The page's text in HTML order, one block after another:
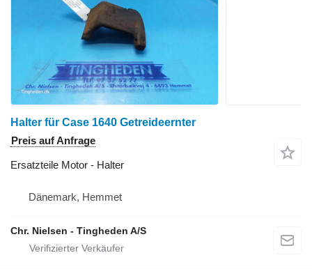
Halter für Case 1640 Getreideernter
Preis auf Anfrage
Ersatzteile Motor - Halter
Dänemark, Hemmet
Chr. Nielsen - Tingheden A/S